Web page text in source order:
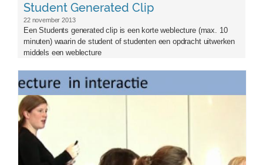
Student Generated Clip
22 november 2013
Een Students generated clip is een korte weblecture (max. 10
minuten) waarin de student of studenten een opdracht uitwerken
middels een weblecture
peerreflex0carousel.jpg